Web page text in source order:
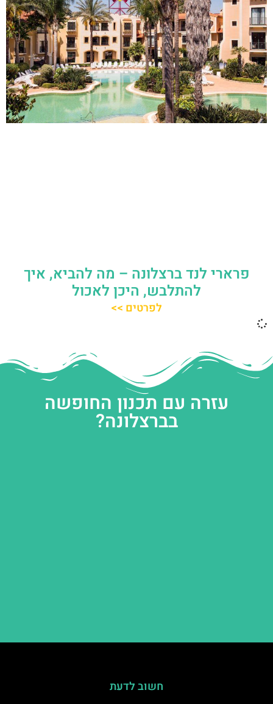
פרארי לנד ברצלונה – מה להביא, איך
להתלבש, היכן לאכול
לפרטים >>
עזרה עם תכנון החופשה
בברצלונה?
חשוב לדעת